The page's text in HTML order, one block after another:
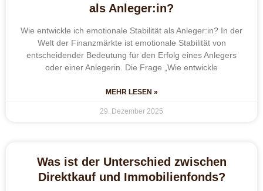
als Anleger:in?
Wie entwickle ich emotionale Stabilität als Anleger:in? In der
Welt der Finanzmärkte ist emotionale Stabilität von
entscheidender Bedeutung für den Erfolg eines Anlegers
oder einer Anlegerin. Die Frage „Wie entwickle
MEHR LESEN »
29. Dezember 2025
Was ist der Unterschied zwischen
Direktkauf und Immobilienfonds?